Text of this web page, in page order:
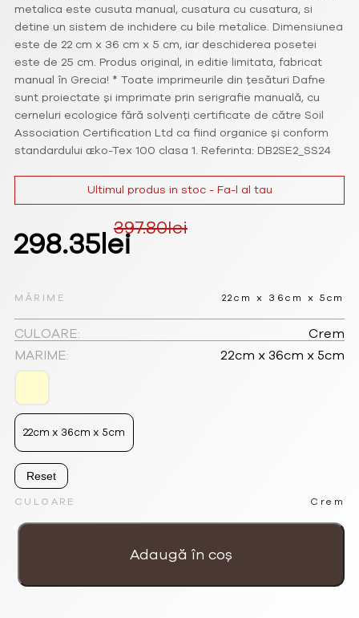
metalica este cusuta manual, cusatura cu cusatura, si
detine un sistem de inchidere cu bile metalice. Dimensiunea
este de 22 cm x 36 cm x 5 cm, iar deschiderea posetei
este de 25 cm. Produs original, in editie limitata, fabricat
manual în Grecia! * Toate imprimeurile din țesături Dafne
sunt proiectate și imprimate prin serigrafie manuală, cu
cerneluri ecologice fără solvenți certificate de către Soil
Association Certification Ltd ca fiind organice și conform
standardului ɶko-Tex 100 clasa 1. Referinta: DB2SE2_SS24
397.80lei
Prețul
a
fost:
397.80lei.
298.35leiPrețul
298.35lei.
CULOARE Crem
MĂRIME 22cm x 36cm x 5cm
CULOARE:
Crem
MARIME:
22cm x 36cm x 5cm
22cm x 36cm x 5cm
Reset
Ultimul produs in stoc - Fa-l al tau
Cantitate
si
Adaugă în coș